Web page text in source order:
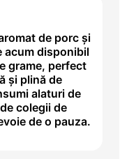
de porc şi
acum disponibil
grame, perfect
şi plină de
alaturi de
colegii de
de o pauza.